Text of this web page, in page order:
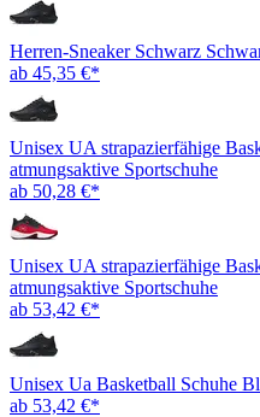
Herren-Sneaker Schwarz
ab 45,35 €*
Unisex UA strapazierfähige
atmungsaktive Sportschuhe
ab 50,28 €*
Unisex UA strapazierfähige
atmungsaktive Sportschuhe
ab 53,42 €*
Unisex Ua Basketball Schuhe
ab 53,42 €*